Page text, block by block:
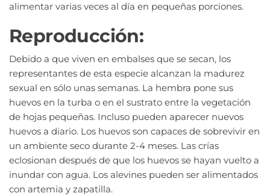
alimentar varias veces al día en pequeñas porciones.
Reproducción:
Debido a que viven en embalses que se secan, los
representantes de esta especie alcanzan la madurez
sexual en sólo unas semanas. La hembra pone sus
huevos en la turba o en el sustrato entre la vegetación
de hojas pequeñas. Incluso pueden aparecer nuevos
huevos a diario. Los huevos son capaces de sobrevivir en
un ambiente seco durante 2-4 meses. Las crías
eclosionan después de que los huevos se hayan vuelto a
inundar con agua. Los alevines pueden ser alimentados
con artemia y zapatilla.